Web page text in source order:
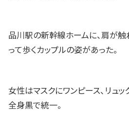
品川駅の新幹線ホームに、肩が
って歩くカップルの姿があった。
女性はマスクにワンピース、リュッ
全身黒で統一。